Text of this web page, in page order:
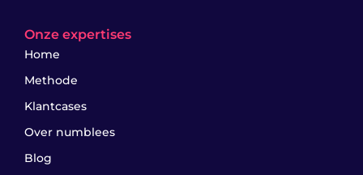
Onze expertises
Home
Methode
Klantcases
Over numblees
Blog